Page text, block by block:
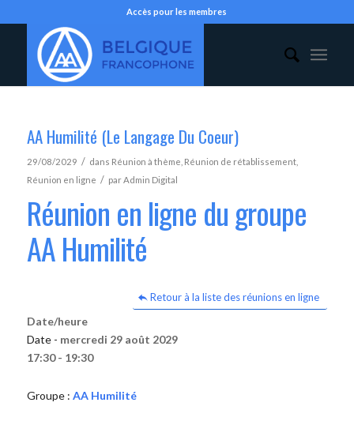
Accès pour les membres
AA Humilité (Le Langage Du Coeur)
29/08/2029 / dans Réunion à thème Réunion de rétablissement,
Réunion en ligne / parAdmin Digital
Réunion en ligne du groupe
AA Humilité
Retour à la liste des réunions en ligne
Date/heure
Date - mercredi 29 août 2029
17:30 - 19:30
Groupe : AA Humilité